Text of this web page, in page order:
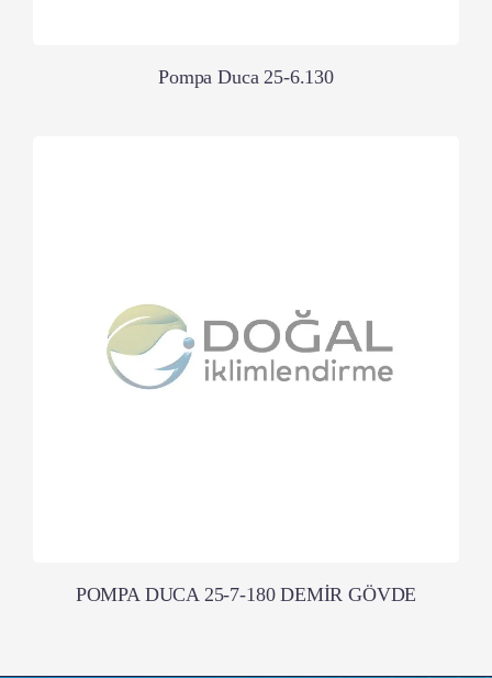
Pompa Duca 25-6.130
POMPA DUCA 25-7-180 DEMİR GÖVDE